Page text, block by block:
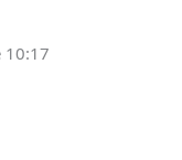
10:17